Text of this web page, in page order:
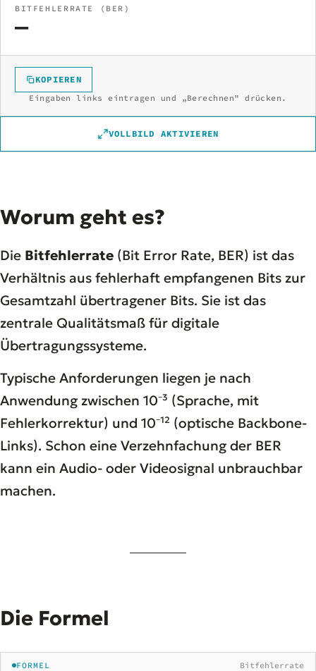
BITFEHLERRATE (BER)
—
KOPIEREN
Eingaben links eintragen und „Berechnen" drücken.
VOLLBILD AKTIVIEREN
Worum geht es?
Die Bitfehlerrate (Bit Error Rate, BER) ist das
Verhältnis aus fehlerhaft empfangenen Bits zur
Gesamtzahl übertragener Bits. Sie ist das
zentrale Qualitätsmaß für digitale
Übertragungssysteme.
Typische Anforderungen liegen je nach
Anwendung zwischen 10⁻³ (Sprache, mit
Fehlerkorrektur) und 10⁻¹² (optische Backbone-
Links). Schon eine Verzehnfachung der BER
kann ein Audio- oder Videosignal unbrauchbar
machen.
Die Formel
FORMEL Bitfehlerrate